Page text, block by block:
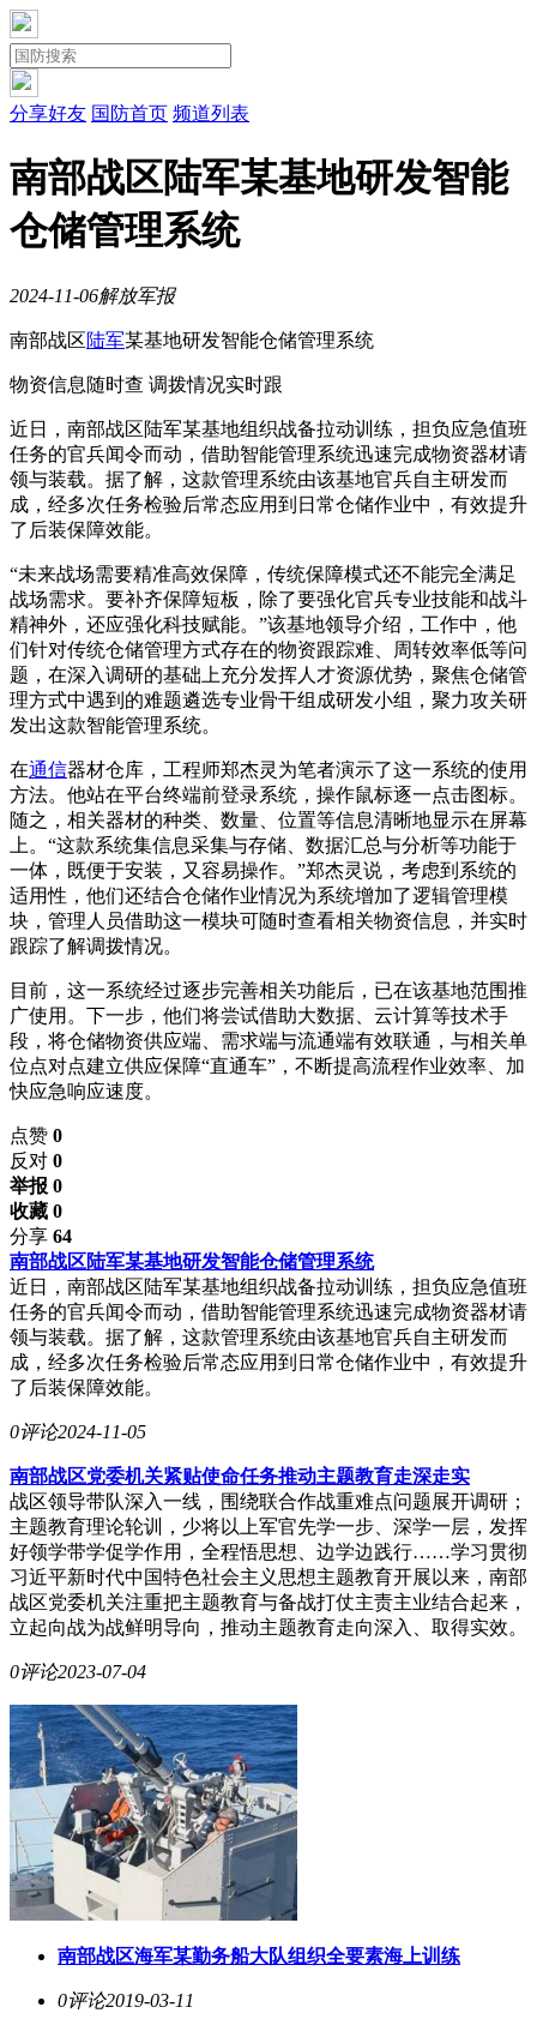
分享好友 国防首页 频道列表
南部战区陆军某基地研发智能
仓储管理系统
2024-11-06解放军报
南部战区陆军某基地研发智能仓储管理系统
物资信息随时查 调拨情况实时跟
近日，南部战区陆军某基地组织战备拉动训练，担负应急值班
任务的官兵闻令而动，借助智能管理系统迅速完成物资器材请
领与装载。据了解，这款管理系统由该基地官兵自主研发而
成，经多次任务检验后常态应用到日常仓储作业中，有效提升
了后装保障效能。
“未来战场需要精准高效保障，传统保障模式还不能完全满足
战场需求。要补齐保障短板，除了要强化官兵专业技能和战斗
精神外，还应强化科技赋能。”该基地领导介绍，工作中，他
们针对传统仓储管理方式存在的物资跟踪难、周转效率低等问
题，在深入调研的基础上充分发挥人才资源优势，聚焦仓储管
理方式中遇到的难题遴选专业骨干组成研发小组，聚力攻关研
发出这款智能管理系统。
在通信器材仓库，工程师郑杰灵为笔者演示了这一系统的使用
方法。他站在平台终端前登录系统，操作鼠标逐一点击图标。
随之，相关器材的种类、数量、位置等信息清晰地显示在屏幕
上。“这款系统集信息采集与存储、数据汇总与分析等功能于
一体，既便于安装，又容易操作。”郑杰灵说，考虑到系统的
适用性，他们还结合仓储作业情况为系统增加了逻辑管理模
块，管理人员借助这一模块可随时查看相关物资信息，并实时
跟踪了解调拨情况。
目前，这一系统经过逐步完善相关功能后，已在该基地范围推
广使用。下一步，他们将尝试借助大数据、云计算等技术手
段，将仓储物资供应端、需求端与流通端有效联通，与相关单
位点对点建立供应保障“直通车”，不断提高流程作业效率、加
快应急响应速度。
点赞 0
反对 0
举报 0
收藏 0
分享 64
南部战区陆军某基地研发智能仓储管理系统
近日，南部战区陆军某基地组织战备拉动训练，担负应急值班
任务的官兵闻令而动，借助智能管理系统迅速完成物资器材请
领与装载。据了解，这款管理系统由该基地官兵自主研发而
成，经多次任务检验后常态应用到日常仓储作业中，有效提升
了后装保障效能。
0评论2024-11-05
南部战区党委机关紧贴使命任务推动主题教育走深走实
战区领导带队深入一线，围绕联合作战重难点问题展开调研；
主题教育理论轮训，少将以上军官先学一步、深学一层，发挥
好领学带学促学作用，全程悟思想、边学边践行……学习贯彻
习近平新时代中国特色社会主义思想主题教育开展以来，南部
战区党委机关注重把主题教育与备战打仗主责主业结合起来，
立起向战为战鲜明导向，推动主题教育走向深入、取得实效。
0评论2023-07-04
南部战区海军某勤务船大队组织全要素海上训练
0评论2019-03-11